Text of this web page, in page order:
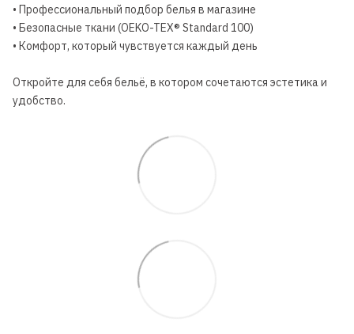
• Профессиональный подбор белья в магазине
• Безопасные ткани (OEKO-TEX® Standard 100)
• Комфорт, который чувствуется каждый день
Откройте для себя бельё, в котором сочетаются эстетика и
удобство.